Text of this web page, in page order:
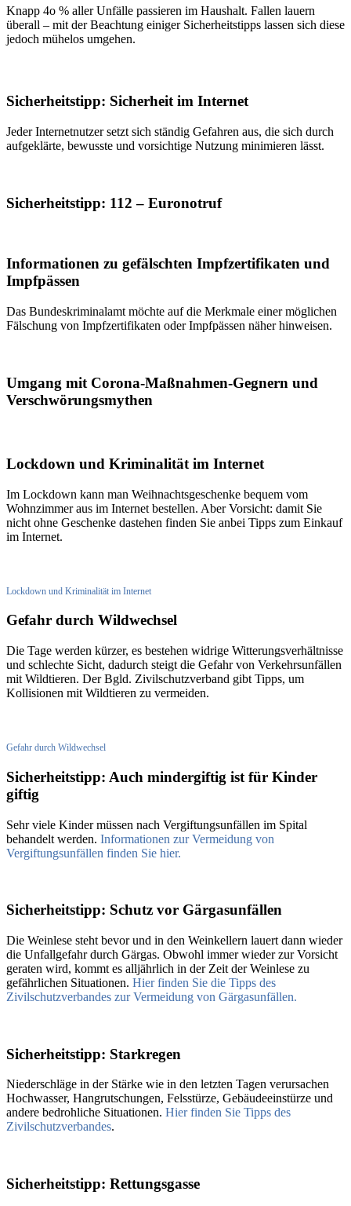
Knapp 4o % aller Unfälle passieren im Haushalt. Fallen lauern
überall – mit der Beachtung einiger Sicherheitstipps lassen sich diese
jedoch mühelos umgehen.
Sicherheitstipp: Sicherheit im Internet
Jeder Internetnutzer setzt sich ständig Gefahren aus, die sich durch
aufgeklärte, bewusste und vorsichtige Nutzung minimieren lässt.
Sicherheitstipp: 112 – Euronotruf
Informationen zu gefälschten Impfzertifikaten und
Impfpässen
Das Bundeskriminalamt möchte auf die Merkmale einer möglichen
Fälschung von Impfzertifikaten oder Impfpässen näher hinweisen.
Umgang mit Corona-Maßnahmen-Gegnern und
Verschwörungsmythen
Lockdown und Kriminalität im Internet
Im Lockdown kann man Weihnachtsgeschenke bequem vom
Wohnzimmer aus im Internet bestellen. Aber Vorsicht: damit Sie
nicht ohne Geschenke dastehen finden Sie anbei Tipps zum Einkauf
im Internet.
Lockdown und Kriminalität im Internet
Gefahr durch Wildwechsel
Die Tage werden kürzer, es bestehen widrige Witterungsverhältnisse
und schlechte Sicht, dadurch steigt die Gefahr von Verkehrsunfällen
mit Wildtieren. Der Bgld. Zivilschutzverband gibt Tipps, um
Kollisionen mit Wildtieren zu vermeiden.
Gefahr durch Wildwechsel
Sicherheitstipp: Auch mindergiftig ist für Kinder
giftig
Sehr viele Kinder müssen nach Vergiftungsunfällen im Spital
behandelt werden. Informationen zur Vermeidung von
Vergiftungsunfällen finden Sie hier.
Sicherheitstipp: Schutz vor Gärgasunfällen
Die Weinlese steht bevor und in den Weinkellern lauert dann wieder
die Unfallgefahr durch Gärgas. Obwohl immer wieder zur Vorsicht
geraten wird, kommt es alljährlich in der Zeit der Weinlese zu
gefährlichen Situationen. Hier finden Sie die Tipps des
Zivilschutzverbandes zur Vermeidung von Gärgasunfällen.
Sicherheitstipp: Starkregen
Niederschläge in der Stärke wie in den letzten Tagen verursachen
Hochwasser, Hangrutschungen, Felsstürze, Gebäudeeinstürze und
andere bedrohliche Situationen. Hier finden Sie Tipps des
Zivilschutzverbandes.
Sicherheitstipp: Rettungsgasse